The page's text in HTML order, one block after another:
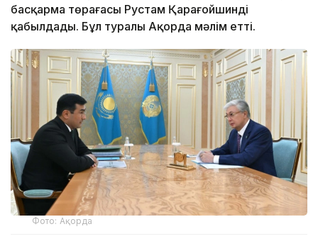
басқарма төрағасы Рустам Қарағойшинді
қабылдады. Бұл туралы Ақорда мәлім етті.
Фото: Ақорда